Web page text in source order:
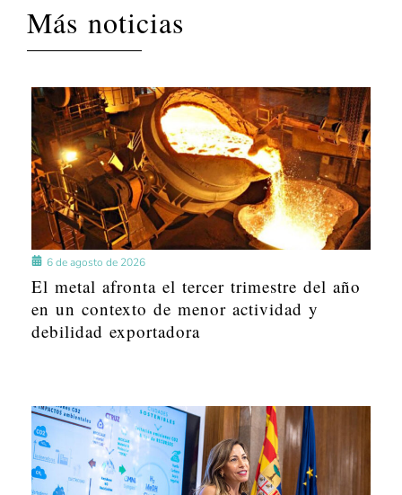
Más noticias
6 de agosto de 2026
El metal afronta el tercer trimestre del año
en un contexto de menor actividad y
debilidad exportadora